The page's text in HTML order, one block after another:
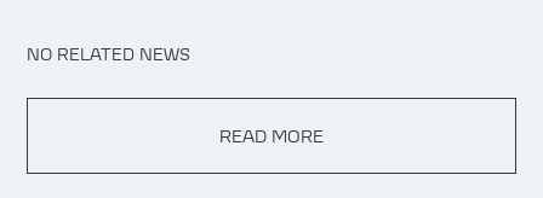
NO RELATED NEWS
READ MORE